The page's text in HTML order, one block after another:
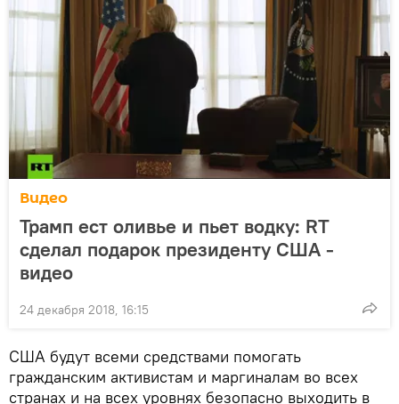
Видео
Трамп ест оливье и пьет водку: RT
сделал подарок президенту США -
видео
24 декабря 2018, 16:15
США будут всеми средствами помогать
гражданским активистам и маргиналам во всех
странах и на всех уровнях безопасно выходить в